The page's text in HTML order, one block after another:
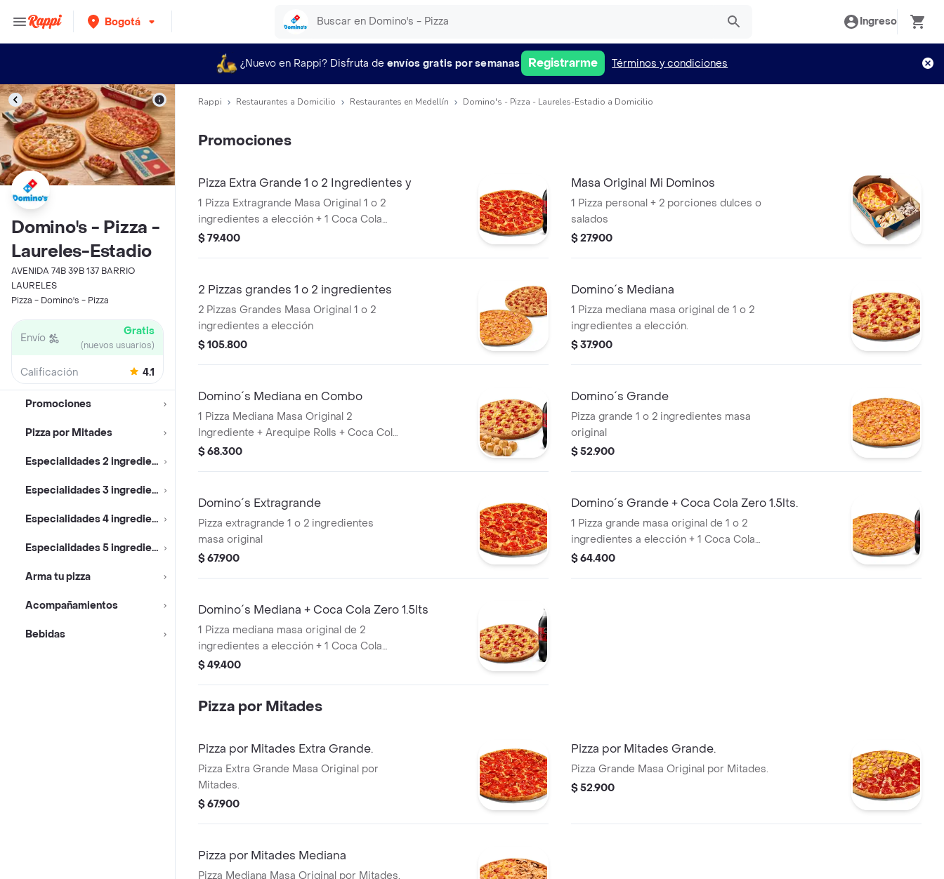
Bogotá Ingreso
¿Nuevo en Rappi? Disfruta de envíos gratis por semanas Registrarme Términos y condiciones
Domino's - Pizza -
Laureles-Estadio
AVENIDA 74B 39B 137 BARRIO
LAURELES
Pizza - Domino's - Pizza
Envío Gratis
(nuevos usuarios)
Calificación 4.1
Promociones
Pizza por Mitades
Especialidades 2 ingredientes
Especialidades 3 ingredientes
Especialidades 4 ingredientes
Especialidades 5 ingredientes
Arma tu pizza
Acompañamientos
Bebidas
Rappi Restaurantes a Domicilio Restaurantes en Medellín Domino's - Pizza - Laureles-Estadio a Domicilio
Promociones
Pizza Extra Grande 1 o 2 Ingredientes y
1 Pizza Extragrande Masa Original 1 o 2
ingredientes a elección + 1 Coca Cola
Zero 1.5L
$ 79.400
Masa Original Mi Dominos
1 Pizza personal + 2 porciones dulces o
salados
$ 27.900
2 Pizzas grandes 1 o 2 ingredientes
2 Pizzas Grandes Masa Original 1 o 2
ingredientes a elección
$ 105.800
Domino´s Mediana
1 Pizza mediana masa original de 1 o 2
ingredientes a elección.
$ 37.900
Domino´s Mediana en Combo
1 Pizza Mediana Masa Original 2
Ingrediente + Arequipe Rolls + Coca Cola
Zero 1.5lts.
$ 68.300
Domino´s Grande
Pizza grande 1 o 2 ingredientes masa
original
$ 52.900
Domino´s Extragrande
Pizza extragrande 1 o 2 ingredientes
masa original
$ 67.900
Domino´s Grande + Coca Cola Zero 1.5lts.
1 Pizza grande masa original de 1 o 2
ingredientes a elección + 1 Coca Cola
Zero 1.5lts.
$ 64.400
Domino´s Mediana + Coca Cola Zero 1.5lts
1 Pizza mediana masa original de 2
ingredientes a elección + 1 Coca Cola
Zero 1.5lts.
$ 49.400
Pizza por Mitades
Pizza por Mitades Extra Grande.
Pizza Extra Grande Masa Original por
Mitades.
$ 67.900
Pizza por Mitades Grande.
Pizza Grande Masa Original por Mitades.
$ 52.900
Pizza por Mitades Mediana
Pizza Mediana Masa Original por Mitades.